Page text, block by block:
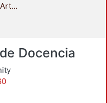
División de Ciencias y Artes para el Diseño
Docencia